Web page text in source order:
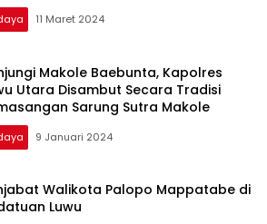
11 Maret 2024
Makole Baebunta, Kapolres
Utara Disambut Secara Tradisi
Sarung Sutra Makole
9 Januari 2024
Walikota Palopo Mappatabe di
Luwu